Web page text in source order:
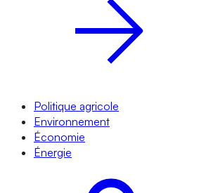
Politique agricole
Environnement
Économie
Énergie